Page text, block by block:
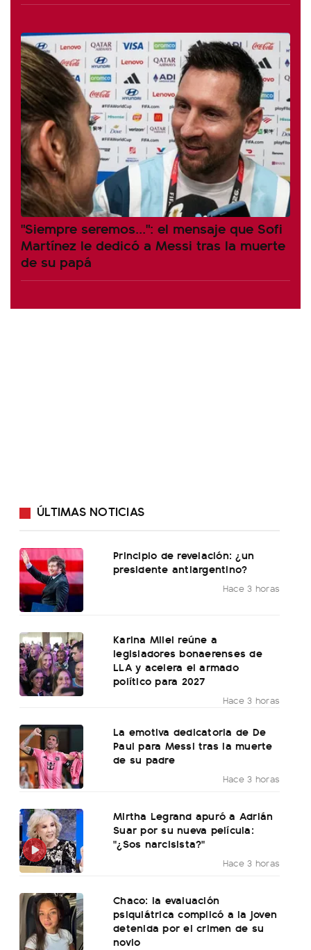
"Siempre seremos...": el mensaje que Sofi
Martínez le dedicó a Messi tras la muerte
de su papá
ÚLTIMAS NOTICIAS
Principio de revelación: ¿un
presidente antiargentino?
Hace 3 horas
Karina Milei reúne a
legisladores bonaerenses de
LLA y acelera el armado
político para 2027
Hace 3 horas
La emotiva dedicatoria de De
Paul para Messi tras la muerte
de su padre
Hace 3 horas
Mirtha Legrand apuró a Adrián
Suar por su nueva película:
"¿Sos narcisista?"
Hace 3 horas
Chaco: la evaluación
psiquiátrica complicó a la joven
detenida por el crimen de su
novio